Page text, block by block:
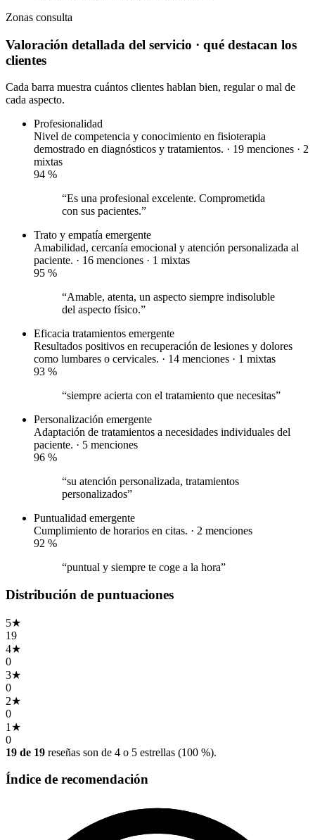
Zonas consulta
Valoración detallada del servicio · qué destacan los
clientes
Cada barra muestra cuántos clientes hablan bien, regular o mal de
cada aspecto.
Profesionalidad
Nivel de competencia y conocimiento en fisioterapia
demostrado en diagnósticos y tratamientos. · 19 menciones · 2
mixtas
94 %
“Es una profesional excelente. Comprometida
con sus pacientes.”
Trato y empatía emergente
Amabilidad, cercanía emocional y atención personalizada al
paciente. · 16 menciones · 1 mixtas
95 %
“Amable, atenta, un aspecto siempre indisoluble
del aspecto físico.”
Eficacia tratamientos emergente
Resultados positivos en recuperación de lesiones y dolores
como lumbares o cervicales. · 14 menciones · 1 mixtas
93 %
“siempre acierta con el tratamiento que necesitas”
Personalización emergente
Adaptación de tratamientos a necesidades individuales del
paciente. · 5 menciones
96 %
“su atención personalizada, tratamientos
personalizados”
Puntualidad emergente
Cumplimiento de horarios en citas. · 2 menciones
92 %
“puntual y siempre te coge a la hora”
Distribución de puntuaciones
5★
19
4★
0
3★
0
2★
0
1 ★
0
19 de 19 reseñas son de 4 o 5 estrellas (100 %).
Índice de recomendación